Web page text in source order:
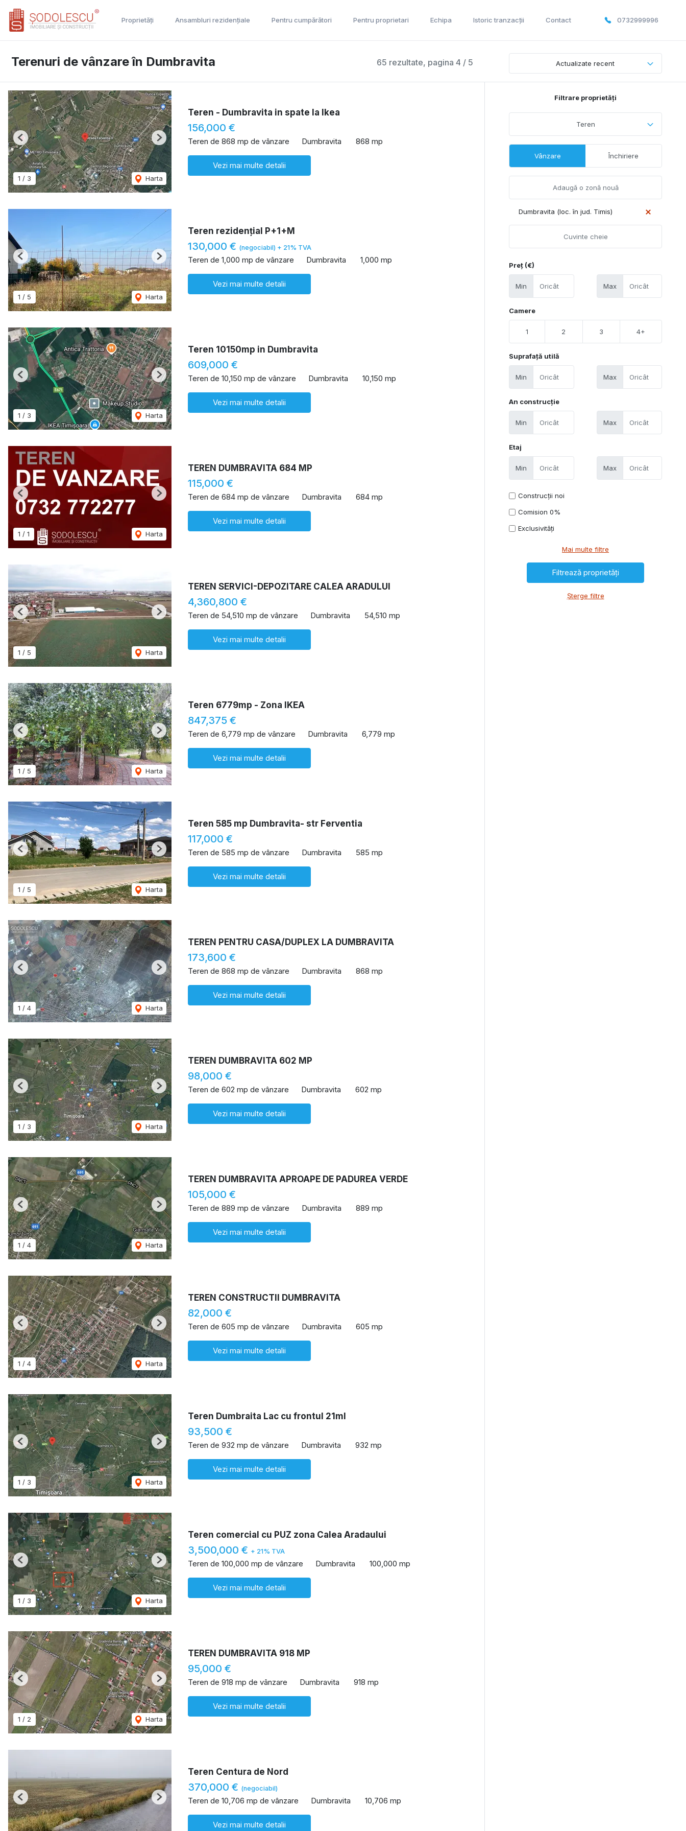
Proprietăți Ansambluri rezidențiale Pentru cumpărători Pentru proprietari Echipa Istoric tranzacții Contact 0732999996
65 rezultate, pagina 4 / 5
Terenuri de vânzare în Dumbravita Actualizate recent
1 / 3 Harta
Previous Next
Teren - Dumbravita in spate la Ikea
156,000 €
Teren de 868 mp de vânzare Dumbravita 868 mp
Vezi mai multe detalii
1 / 5 Harta
Previous Next
Teren rezidențial P+1+M
130,000 € (negociabil) + 21% TVA
Teren de 1,000 mp de vânzare Dumbravita 1,000 mp
Vezi mai multe detalii
1 / 3 Harta
Previous Next
Teren 10150mp in Dumbravita
609,000 €
Teren de 10,150 mp de vânzare Dumbravita 10,150 mp
Vezi mai multe detalii
1 / 1 Harta
Previous Next
TEREN DUMBRAVITA 684 MP
115,000 €
Teren de 684 mp de vânzare Dumbravita 684 mp
Vezi mai multe detalii
1 / 5 Harta
Previous Next
TEREN SERVICI-DEPOZITARE CALEA ARADULUI
4,360,800 €
Teren de 54,510 mp de vânzare Dumbravita 54,510 mp
Vezi mai multe detalii
1 / 5 Harta
Previous Next
Teren 6779mp - Zona IKEA
847,375 €
Teren de 6,779 mp de vânzare Dumbravita 6,779 mp
Vezi mai multe detalii
1 / 5 Harta
Previous Next
Teren 585 mp Dumbravita- str Ferventia
117,000 €
Teren de 585 mp de vânzare Dumbravita 585 mp
Vezi mai multe detalii
1 / 4 Harta
Previous Next
TEREN PENTRU CASA/DUPLEX LA DUMBRAVITA
173,600 €
Teren de 868 mp de vânzare Dumbravita 868 mp
Vezi mai multe detalii
1 / 3 Harta
Previous Next
TEREN DUMBRAVITA 602 MP
98,000 €
Teren de 602 mp de vânzare Dumbravita 602 mp
Vezi mai multe detalii
1 / 4 Harta
Previous Next
TEREN DUMBRAVITA APROAPE DE PADUREA VERDE
105,000 €
Teren de 889 mp de vânzare Dumbravita 889 mp
Vezi mai multe detalii
1 / 4 Harta
Previous Next
TEREN CONSTRUCTII DUMBRAVITA
82,000 €
Teren de 605 mp de vânzare Dumbravita 605 mp
Vezi mai multe detalii
1 / 3 Harta
Previous Next
Teren Dumbraita Lac cu frontul 21ml
93,500 €
Teren de 932 mp de vânzare Dumbravita 932 mp
Vezi mai multe detalii
1 / 3 Harta
Previous Next
Teren comercial cu PUZ zona Calea Aradaului
3,500,000 € + 21% TVA
Teren de 100,000 mp de vânzare Dumbravita 100,000 mp
Vezi mai multe detalii
1 / 2 Harta
Previous Next
TEREN DUMBRAVITA 918 MP
95,000 €
Teren de 918 mp de vânzare Dumbravita 918 mp
Vezi mai multe detalii
Previous Next
Teren Centura de Nord
370,000 € (negociabil)
Teren de 10,706 mp de vânzare Dumbravita 10,706 mp
Vezi mai multe detalii
Filtrare proprietăți
Teren
Vânzare Închiriere
Dumbravita (loc. în jud. Timis)
Preț (€)
Min Max
Camere
1 2 3 4+
Suprafață utilă
Min Max
An construcție
Min Max
Etaj
Min Max
Construcții noi
Comision 0%
Exclusivități
Mai multe filtre
Șterge filtre